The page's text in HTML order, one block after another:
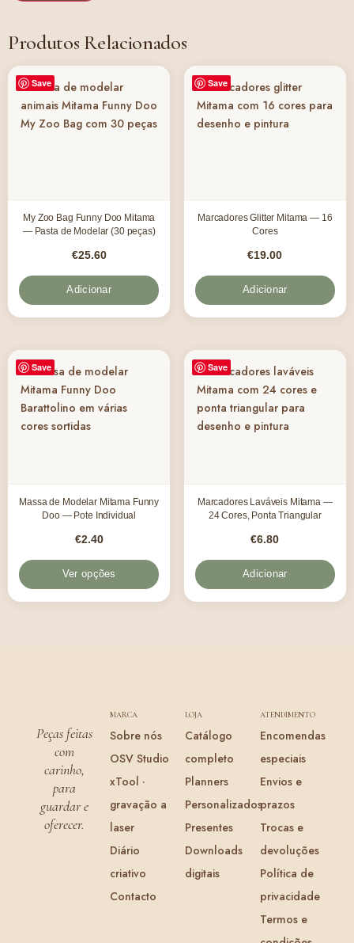
Produtos Relacionados
Save
My Zoo Bag Funny Doo Mitama
— Pasta de Modelar (30 peças)
€25.60
Adicionar
Save
Marcadores Glitter Mitama — 16
Cores
€19.00
Adicionar
Save
Massa de Modelar Mitama Funny
Doo — Pote Individual
€2.40
Ver opções
Save
Marcadores Laváveis Mitama —
24 Cores, Ponta Triangular
€6.80
Adicionar
Peças feitas
com
carinho,
para
guardar e
oferecer.
MARCA
Sobre nós
OSV Studio
xTool ·
gravação a
laser
Diário
criativo
Contacto
LOJA
Catálogo
completo
Planners
Personalizados
Presentes
Downloads
digitais
ATENDIMENTO
Encomendas
especiais
Envios e
prazos
Trocas e
devoluções
Política de
privacidade
Termos e